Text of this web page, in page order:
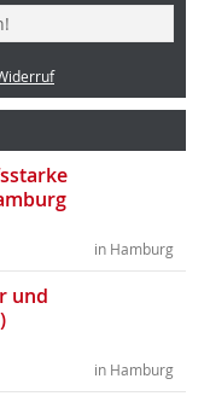
in Hamburg
und
in Hamburg